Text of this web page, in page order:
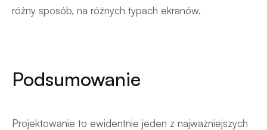
różny sposób, na różnych typach ekranów.
Podsumowanie
Projektowanie to ewidentnie jeden z najważniejszych